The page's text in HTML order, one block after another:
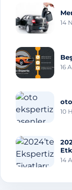
14
16
10
14